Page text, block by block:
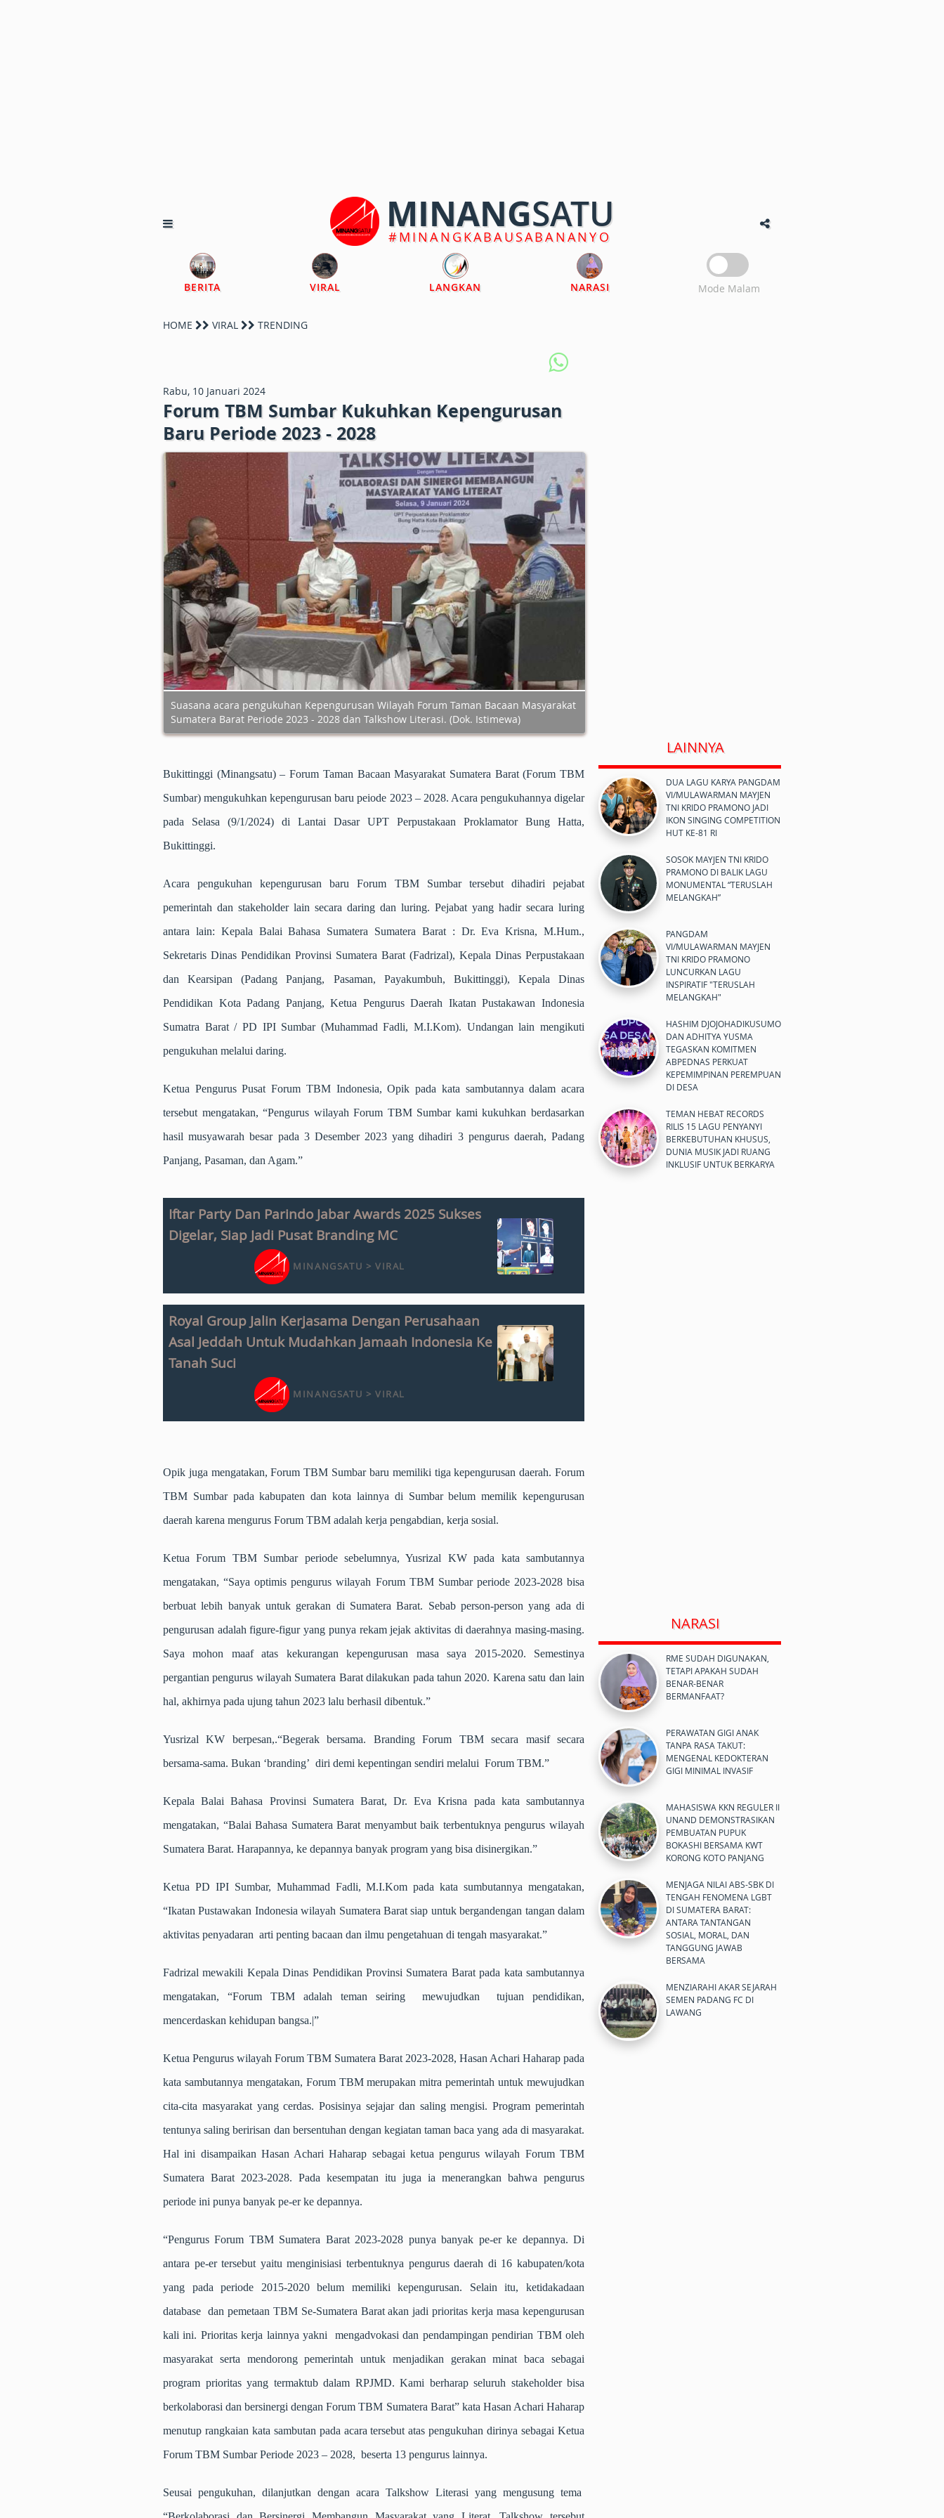
MINANGSATU
#MINANGKABAUSABANANYO
BERITA VIRAL LANGKAN NARASI Mode Malam
HOME VIRAL TRENDING
Rabu, 10 Januari 2024
Forum TBM Sumbar Kukuhkan Kepengurusan
Baru Periode 2023 - 2028
Suasana acara pengukuhan Kepengurusan Wilayah Forum Taman Bacaan Masyarakat
Sumatera Barat Periode 2023 - 2028 dan Talkshow Literasi. (Dok. Istimewa)
Bukittinggi (Minangsatu)– Forum Taman Bacaan Masyarakat Sumatera Barat (Forum TBM
Sumbar) mengukuhkan kepengurusan baru peiode 2023 – 2028. Acara pengukuhannya digelar
pada Selasa (9/1/2024) di Lantai Dasar UPT Perpustakaan Proklamator Bung Hatta,
Bukittinggi.
Acara pengukuhan kepengurusan baru Forum TBM Sumbar tersebut dihadiri pejabat
pemerintah dan stakeholder lain secara daring dan luring. Pejabat yang hadir secara luring
antara lain: Kepala Balai Bahasa Sumatera Sumatera Barat : Dr. Eva Krisna, M.Hum.,
Sekretaris Dinas Pendidikan Provinsi Sumatera Barat (Fadrizal), Kepala Dinas Perpustakaan
dan Kearsipan (Padang Panjang, Pasaman, Payakumbuh, Bukittinggi), Kepala Dinas
Pendidikan Kota Padang Panjang, Ketua Pengurus Daerah Ikatan Pustakawan Indonesia
Sumatra Barat / PD IPI Sumbar (Muhammad Fadli, M.I.Kom). Undangan lain mengikuti
pengukuhan melalui daring.
Ketua Pengurus Pusat Forum TBM Indonesia, Opik pada kata sambutannya dalam acara
tersebut mengatakan, “Pengurus wilayah Forum TBM Sumbar kami kukuhkan berdasarkan
hasil musyawarah besar pada 3 Desember 2023 yang dihadiri 3 pengurus daerah, Padang
Panjang, Pasaman, dan Agam.”
Iftar Party Dan Parindo Jabar Awards 2025 Sukses
Digelar, Siap Jadi Pusat Branding MC
MINANGSATU > VIRAL
Royal Group Jalin Kerjasama Dengan Perusahaan
Asal Jeddah Untuk Mudahkan Jamaah Indonesia Ke
Tanah Suci
MINANGSATU > VIRAL
Opik juga mengatakan, Forum TBM Sumbar baru memiliki tiga kepengurusan daerah. Forum
TBM Sumbar pada kabupaten dan kota lainnya di Sumbar belum memilik kepengurusan
daerah karena mengurus Forum TBM adalah kerja pengabdian, kerja sosial.
Ketua Forum TBM Sumbar periode sebelumnya, Yusrizal KW pada kata sambutannya
mengatakan, “Saya optimis pengurus wilayah Forum TBM Sumbar periode 2023-2028 bisa
berbuat lebih banyak untuk gerakan di Sumatera Barat. Sebab person-person yang ada di
pengurusan adalah figure-figur yang punya rekam jejak aktivitas di daerahnya masing-masing.
Saya mohon maaf atas kekurangan kepengurusan masa saya 2015-2020. Semestinya
pergantian pengurus wilayah Sumatera Barat dilakukan pada tahun 2020. Karena satu dan lain
hal, akhirnya pada ujung tahun 2023 lalu berhasil dibentuk.”
Yusrizal KW berpesan,.“Begerak bersama. Branding Forum TBM secara masif secara
bersama-sama. Bukan ‘branding’ diri demi kepentingan sendiri melalui Forum TBM.”
Kepala Balai Bahasa Provinsi Sumatera Barat, Dr. Eva Krisna pada kata sambutannya
mengatakan, “Balai Bahasa Sumatera Barat menyambut baik terbentuknya pengurus wilayah
Sumatera Barat. Harapannya, ke depannya banyak program yang bisa disinergikan.”
Ketua PD IPI Sumbar, Muhammad Fadli, M.I.Kom pada kata sumbutannya mengatakan,
“Ikatan Pustawakan Indonesia wilayah Sumatera Barat siap untuk bergandengan tangan dalam
aktivitas penyadaran arti penting bacaan dan ilmu pengetahuan di tengah masyarakat.”
Fadrizal mewakili Kepala Dinas Pendidikan Provinsi Sumatera Barat pada kata sambutannya
mengatakan, “Forum TBM adalah teman seiring mewujudkan tujuan pendidikan,
mencerdaskan kehidupan bangsa.|”
Ketua Pengurus wilayah Forum TBM Sumatera Barat 2023-2028, Hasan Achari Haharap pada
kata sambutannya mengatakan, Forum TBM merupakan mitra pemerintah untuk mewujudkan
cita-cita masyarakat yang cerdas. Posisinya sejajar dan saling mengisi. Program pemerintah
tentunya saling beririsan dan bersentuhan dengan kegiatan taman baca yang ada di masyarakat.
Hal ini disampaikan Hasan Achari Haharap sebagai ketua pengurus wilayah Forum TBM
Sumatera Barat 2023-2028. Pada kesempatan itu juga ia menerangkan bahwa pengurus
periode ini punya banyak pe-er ke depannya.
“Pengurus Forum TBM Sumatera Barat 2023-2028 punya banyak pe-er ke depannya. Di
antara pe-er tersebut yaitu menginisiasi terbentuknya pengurus daerah di 16 kabupaten/kota
yang pada periode 2015-2020 belum memiliki kepengurusan. Selain itu, ketidakadaan
database dan pemetaan TBM Se-Sumatera Barat akan jadi prioritas kerja masa kepengurusan
kali ini. Prioritas kerja lainnya yakni mengadvokasi dan pendampingan pendirian TBM oleh
masyarakat serta mendorong pemerintah untuk menjadikan gerakan minat baca sebagai
program prioritas yang termaktub dalam RPJMD. Kami berharap seluruh stakeholder bisa
berkolaborasi dan bersinergi dengan Forum TBM Sumatera Barat” kata Hasan Achari Haharap
menutup rangkaian kata sambutan pada acara tersebut atas pengukuhan dirinya sebagai Ketua
Forum TBM Sumbar Periode 2023 – 2028, beserta 13 pengurus lainnya.
Seusai pengukuhan, dilanjutkan dengan acara Talkshow Literasi yang mengusung tema
LAINNYA
DUA LAGU KARYA PANGDAM
VI/MULAWARMAN MAYJEN
TNI KRIDO PRAMONO JADI
IKON SINGING COMPETITION
HUT KE-81 RI
SOSOK MAYJEN TNI KRIDO
PRAMONO DI BALIK LAGU
MONUMENTAL “TERUSLAH
MELANGKAH”
PANGDAM
VI/MULAWARMAN MAYJEN
TNI KRIDO PRAMONO
LUNCURKAN LAGU
INSPIRATIF "TERUSLAH
MELANGKAH"
HASHIM DJOJOHADIKUSUMO
DAN ADHITYA YUSMA
TEGASKAN KOMITMEN
ABPEDNAS PERKUAT
KEPEMIMPINAN PEREMPUAN
DI DESA
TEMAN HEBAT RECORDS
RILIS 15 LAGU PENYANYI
BERKEBUTUHAN KHUSUS,
DUNIA MUSIK JADI RUANG
INKLUSIF UNTUK BERKARYA
NARASI
RME SUDAH DIGUNAKAN,
TETAPI APAKAH SUDAH
BENAR-BENAR
BERMANFAAT?
PERAWATAN GIGI ANAK
TANPA RASA TAKUT:
MENGENAL KEDOKTERAN
GIGI MINIMAL INVASIF
MAHASISWA KKN REGULER II
UNAND DEMONSTRASIKAN
PEMBUATAN PUPUK
BOKASHI BERSAMA KWT
KORONG KOTO PANJANG
MENJAGA NILAI ABS-SBK DI
TENGAH FENOMENA LGBT
DI SUMATERA BARAT:
ANTARA TANTANGAN
SOSIAL, MORAL, DAN
TANGGUNG JAWAB
BERSAMA
MENZIARAHI AKAR SEJARAH
SEMEN PADANG FC DI
LAWANG